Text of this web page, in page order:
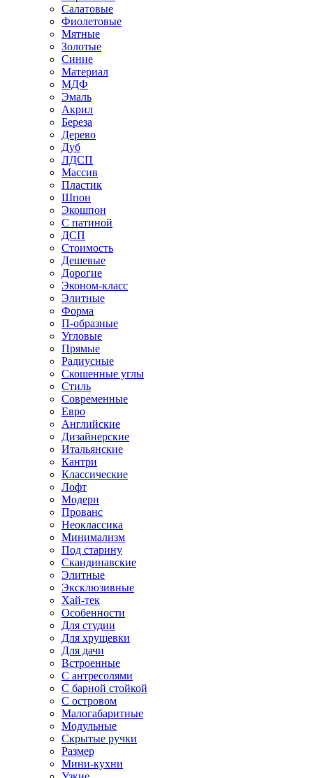
Салатовые
Фиолетовые
Мятные
Золотые
Синие
Материал
МДФ
Эмаль
Акрил
Береза
Дерево
Дуб
ЛДСП
Массив
Пластик
Шпон
Экошпон
С патиной
ДСП
Стоимость
Дешевые
Дорогие
Эконом-класс
Элитные
Форма
П-образные
Угловые
Прямые
Радиусные
Скошенные углы
Стиль
Современные
Евро
Английские
Дизайнерские
Итальянские
Кантри
Классические
Лофт
Модерн
Прованс
Неоклассика
Минимализм
Под старину
Скандинавские
Элитные
Эксклюзивные
Хай-тек
Особенности
Для студии
Для хрущевки
Для дачи
Встроенные
С антресолями
С барной стойкой
С островом
Малогабаритные
Модульные
Скрытые ручки
Размер
Мини-кухни